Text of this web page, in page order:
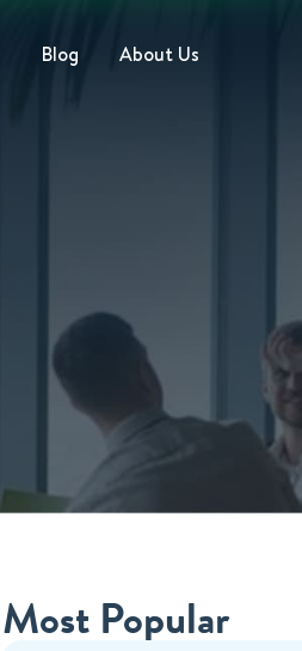
Blog About Us
Most Popular